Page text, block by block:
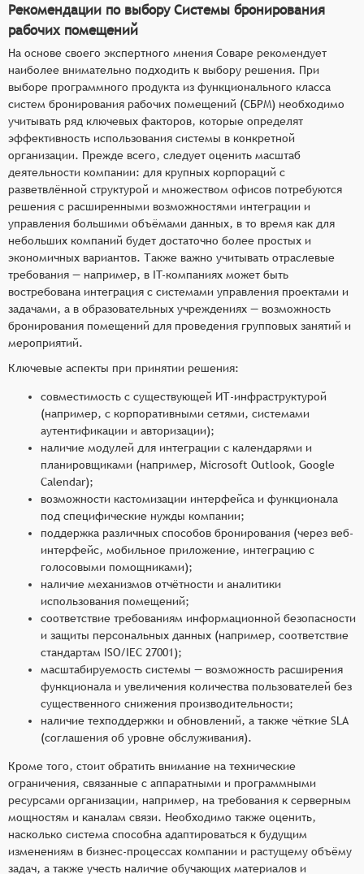
Рекомендации по выбору Системы бронирования
рабочих помещений
На основе своего экспертного мнения Соваре рекомендует
наиболее внимательно подходить к выбору решения. При
выборе программного продукта из функционального класса
систем бронирования рабочих помещений (СБРМ) необходимо
учитывать ряд ключевых факторов, которые определят
эффективность использования системы в конкретной
организации. Прежде всего, следует оценить масштаб
деятельности компании: для крупных корпораций с
разветвлённой структурой и множеством офисов потребуются
решения с расширенными возможностями интеграции и
управления большими объёмами данных, в то время как для
небольших компаний будет достаточно более простых и
экономичных вариантов. Также важно учитывать отраслевые
требования — например, в IT-компаниях может быть
востребована интеграция с системами управления проектами и
задачами, а в образовательных учреждениях — возможность
бронирования помещений для проведения групповых занятий и
мероприятий.
Ключевые аспекты при принятии решения:
совместимость с существующей ИТ-инфраструктурой
(например, с корпоративными сетями, системами
аутентификации и авторизации);
наличие модулей для интеграции с календарями и
планировщиками (например, Microsoft Outlook, Google
Calendar);
возможности кастомизации интерфейса и функционала
под специфические нужды компании;
поддержка различных способов бронирования (через веб-
интерфейс, мобильное приложение, интеграцию с
голосовыми помощниками);
наличие механизмов отчётности и аналитики
использования помещений;
соответствие требованиям информационной безопасности
и защиты персональных данных (например, соответствие
стандартам ISO/IEC 27001);
масштабируемость системы — возможность расширения
функционала и увеличения количества пользователей без
существенного снижения производительности;
наличие техподдержки и обновлений, а также чёткие SLA
(соглашения об уровне обслуживания).
Кроме того, стоит обратить внимание на технические
ограничения, связанные с аппаратными и программными
ресурсами организации, например, на требования к серверным
мощностям и каналам связи. Необходимо также оценить,
насколько система способна адаптироваться к будущим
изменениям в бизнес-процессах компании и растущему объёму
задач, а также учесть наличие обучающих материалов и